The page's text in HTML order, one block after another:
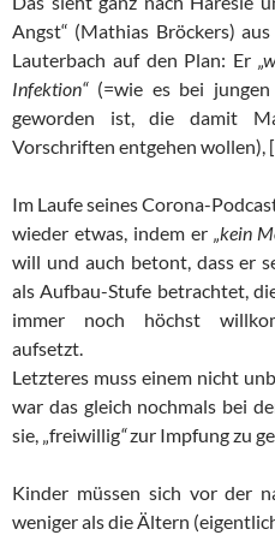
Angst“ (Mathias Bröckers)
Lauterbach auf den Plan: Er
Infektion“(=wie es bei jungen
geworden ist, die damit
Vorschriften entgehen wollen),
Im Laufe seines Corona-
wieder etwas, indem er „kein
will und auch betont, dass er
als Aufbau-Stufe betrachtet,
immer noch höchst
aufsetzt.
Letzteres muss einem nicht
war das gleich nochmals bei
sie, „freiwillig“zur Impfung zu
Kinder müssen sich vor der
weniger als die Ältern